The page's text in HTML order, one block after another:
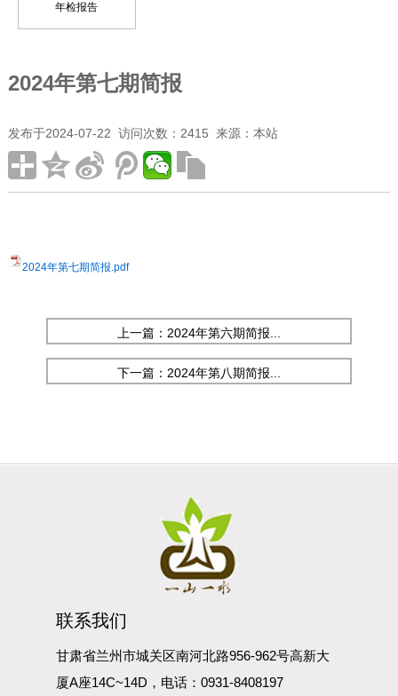
年检报告
2024年第七期简报
发布于2024-07-22 访问次数：2415 来源：本站
2024年第七期简报.pdf
上一篇：2024年第六期简报...
下一篇：2024年第八期简报...
联系我们
甘肃省兰州市城关区南河北路956-962号高新大
厦A座14C~14D，电话：0931-8408197